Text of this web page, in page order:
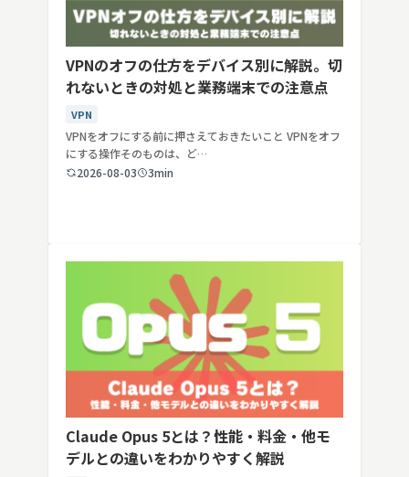
VPNのオフの仕方をデバイス別に解説。切
れないときの対処と業務端末での注意点
VPN
VPNをオフにする前に押さえておきたいこと VPNをオフ
にする操作そのものは、ど…
2026-08-03
3min
Claude Opus 5とは？性能・料金・他モ
デルとの違いをわかりやすく解説